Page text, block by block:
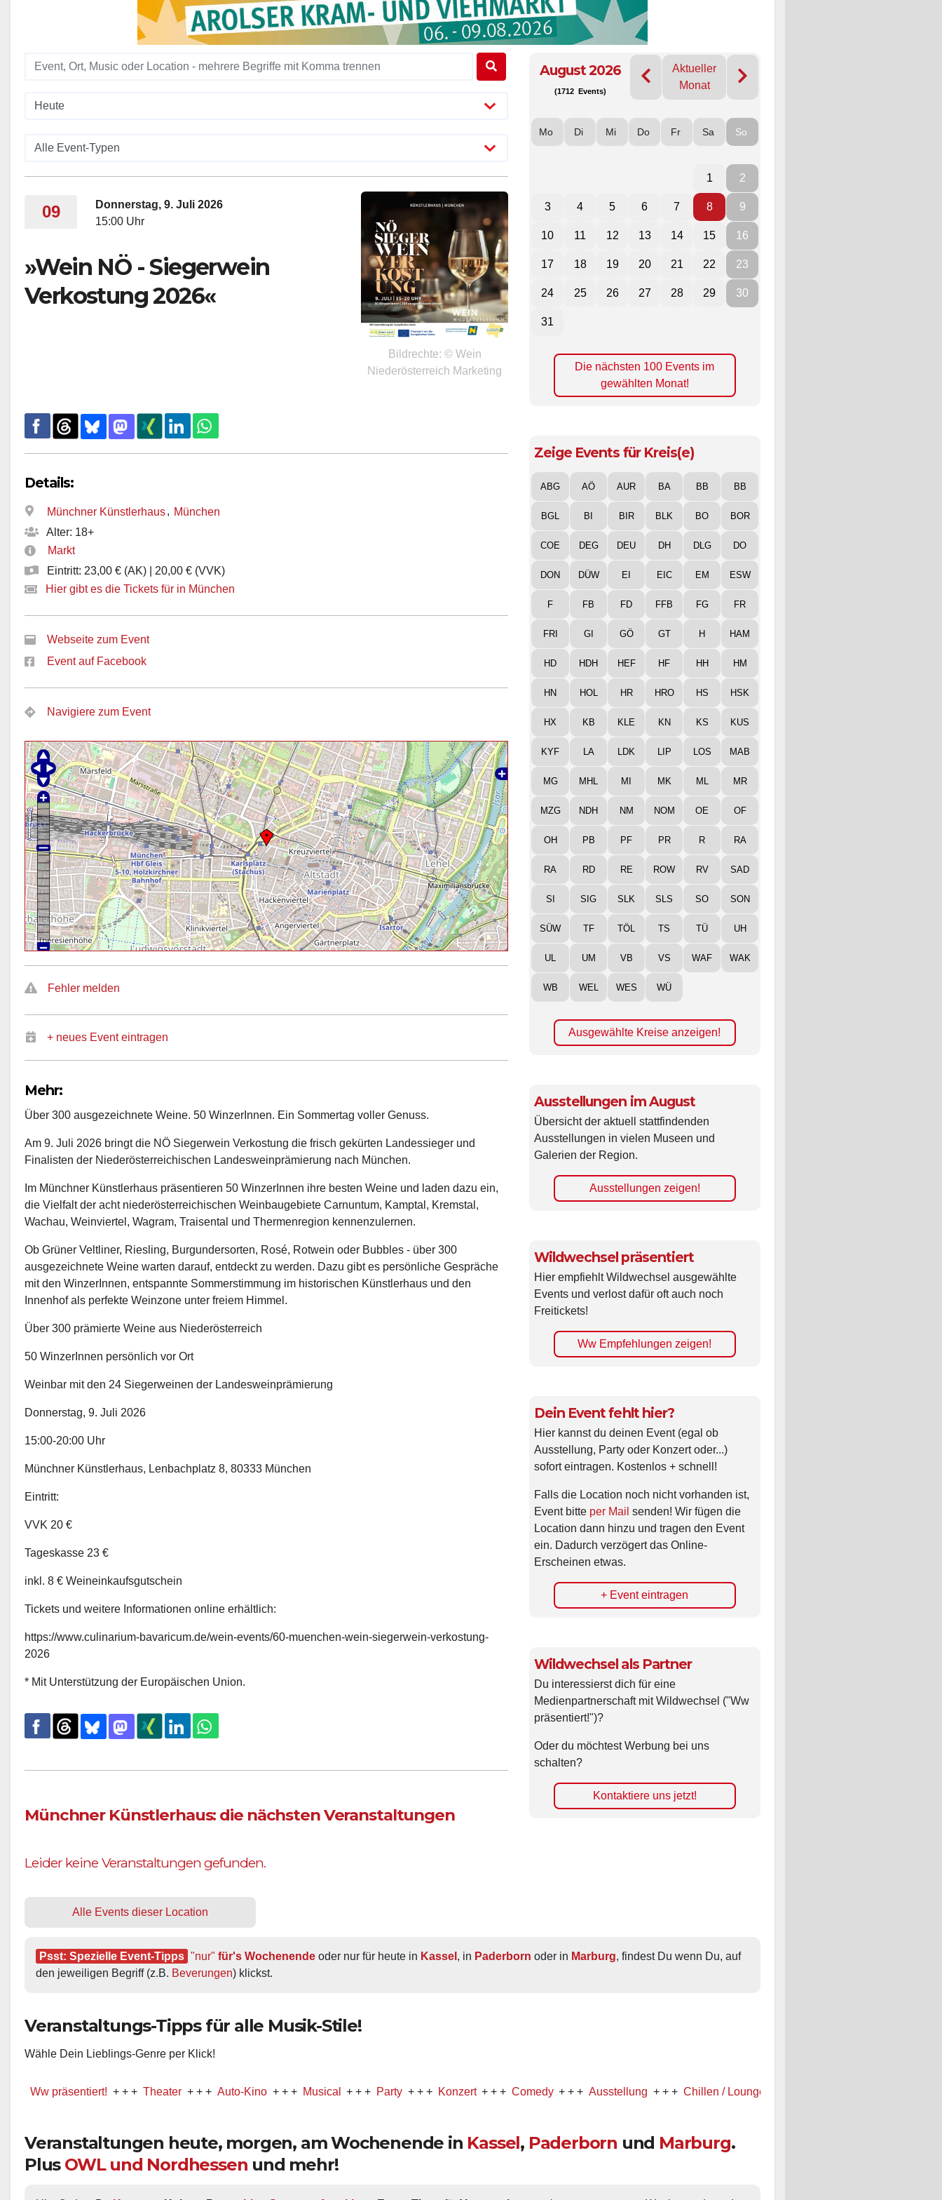
09
Donnerstag, 9. Juli 2026
15:00 Uhr
»Wein NÖ - Siegerwein
Verkostung 2026«
Bildrechte: © Wein
Niederösterreich Marketing
Details:
Münchner Künstlerhaus, München
Alter: 18+
Markt
Eintritt: 23,00 € (AK) | 20,00 € (VVK)
Hier gibt es die Tickets für in München
Webseite zum Event
Event auf Facebook
Navigiere zum Event
Fehler melden
+ neues Event eintragen
Mehr:
Über 300 ausgezeichnete Weine. 50 WinzerInnen. Ein Sommertag voller Genuss.
Am 9. Juli 2026 bringt die NÖ Siegerwein Verkostung die frisch gekürten Landessieger und
Finalisten der Niederösterreichischen Landesweinprämierung nach München.
Im Münchner Künstlerhaus präsentieren 50 WinzerInnen ihre besten Weine und laden dazu ein,
die Vielfalt der acht niederösterreichischen Weinbaugebiete Carnuntum, Kamptal, Kremstal,
Wachau, Weinviertel, Wagram, Traisental und Thermenregion kennenzulernen.
Ob Grüner Veltliner, Riesling, Burgundersorten, Rosé, Rotwein oder Bubbles - über 300
ausgezeichnete Weine warten darauf, entdeckt zu werden. Dazu gibt es persönliche Gespräche
mit den WinzerInnen, entspannte Sommerstimmung im historischen Künstlerhaus und den
Innenhof als perfekte Weinzone unter freiem Himmel.
Über 300 prämierte Weine aus Niederösterreich
50 WinzerInnen persönlich vor Ort
Weinbar mit den 24 Siegerweinen der Landesweinprämierung
Donnerstag, 9. Juli 2026
15:00-20:00 Uhr
Münchner Künstlerhaus, Lenbachplatz 8, 80333 München
Eintritt:
VVK 20 €
Tageskasse 23 €
inkl. 8 € Weineinkaufsgutschein
Tickets und weitere Informationen online erhältlich:
https://www.culinarium-bavaricum.de/wein-events/60-muenchen-wein-siegerwein-verkostung-
2026
* Mit Unterstützung der Europäischen Union.
Münchner Künstlerhaus: die nächsten Veranstaltungen
Leider keine Veranstaltungen gefunden.
Alle Events dieser Location
August 2026
(1712 Events)
Aktueller
Monat
Mo Di Mi Do Fr Sa So
1 2
3 4 5 6 7 8 9
10 11 12 13 14 15 16
17 18 19 20 21 22 23
24 25 26 27 28 29 30
31
Die nächsten 100 Events im
gewählten Monat!
Zeige Events für Kreis(e)
ABG AÖ AUR BA BB BB
BGL BI BIR BLK BO BOR
COE DEG DEU DH DLG DO
DON DÜW EI EIC EM ESW
F FB FD FFB FG FR
FRI GI GÖ GT H HAM
HD HDH HEF HF HH HM
HN HOL HR HRO HS HSK
HX KB KLE KN KS KUS
KYF LA LDK LIP LOS MAB
MG MHL MI MK ML MR
MZG NDH NM NOM OE OF
OH PB PF PR R RA
RA RD RE ROW RV SAD
SI SIG SLK SLS SO SON
SÜW TF TÖL TS TÜ UH
UL UM VB VS WAF WAK
WB WEL WES WÜ
Ausgewählte Kreise anzeigen!
Ausstellungen im August
Übersicht der aktuell stattfindenden
Ausstellungen in vielen Museen und
Galerien der Region.
Ausstellungen zeigen!
Wildwechsel präsentiert
Hier empfiehlt Wildwechsel ausgewählte
Events und verlost dafür oft auch noch
Freitickets!
Ww Empfehlungen zeigen!
Dein Event fehlt hier?
Hier kannst du deinen Event (egal ob
Ausstellung, Party oder Konzert oder...)
sofort eintragen. Kostenlos + schnell!
Falls die Location noch nicht vorhanden ist,
Event bitte per Mail senden! Wir fügen die
Location dann hinzu und tragen den Event
ein. Dadurch verzögert das Online-
Erscheinen etwas.
+ Event eintragen
Wildwechsel als Partner
Du interessierst dich für eine
Medienpartnerschaft mit Wildwechsel ("Ww
präsentiert!")?
Oder du möchtest Werbung bei uns
schalten?
Kontaktiere uns jetzt!
Psst: Spezielle Event-Tipps "nur" für's Wochenende oder nur für heute in Kassel , in Paderborn oder in Marburg, findest Du wenn Du, auf
den jeweiligen Begriff (z.B. Beverungen) klickst.
Veranstaltungs-Tipps für alle Musik-Stile!
Wähle Dein Lieblings-Genre per Klick!
Schön, dass Du vorbei schaust!
präsentiert! + + + Theater + + + Auto-Kino + + + Musical + + + Party + + + Konzert + + + Comedy + + + Ausstellung + + + Chillen / Lounge + + +
Veranstaltungen heute, morgen, am Wochenende in Kassel, Paderborn und Marburg.
Plus OWL und Nordhessen und mehr!